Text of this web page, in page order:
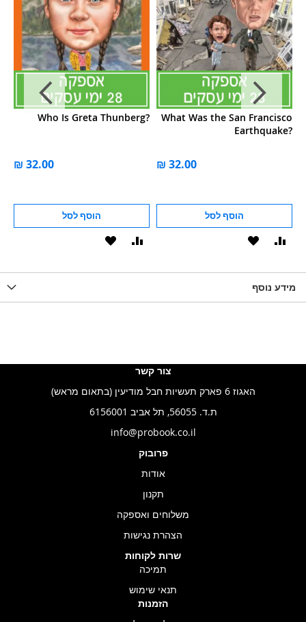
Who Is Greta Thunberg?
הוסף לסל
הוסף
What Was the San Francisco
Earthquake?
הוסף לסל
הוסף
מידע נוסף
צור קשר
האגוז 6 פארק תעשיות חבל מודיעין (בתאום מראש)
ת.ד. 56055, תל אביב 6156001
info@probook.co.il
פרובוק
אודות
תקנון
משלוחים ואספקה
הצהרת נגישות
שרות לקוחות
תמיכה
תנאי שימוש
הזמנות